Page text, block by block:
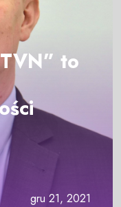
to
gru 21, 2021